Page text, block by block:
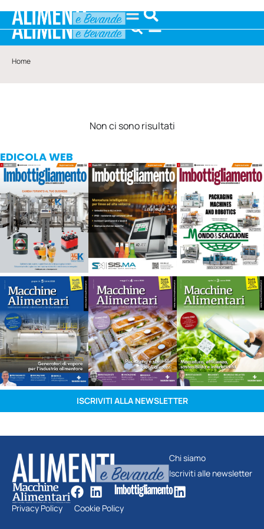
Home
Non ci sono risultati
EDICOLA WEB
ISCRIVITI ALLA NEWSLETTER
Chi siamo
Iscriviti alle newsletter
Privacy Policy Cookie Policy